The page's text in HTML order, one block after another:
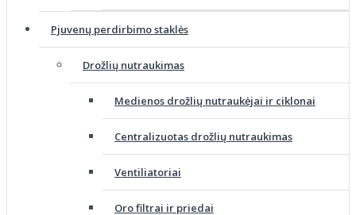
Pjuvenų perdirbimo staklės
Drožlių nutraukimas
Medienos drožlių nutraukėjai ir ciklonai
Centralizuotas drožlių nutraukimas
Ventiliatoriai
Oro filtrai ir priedai